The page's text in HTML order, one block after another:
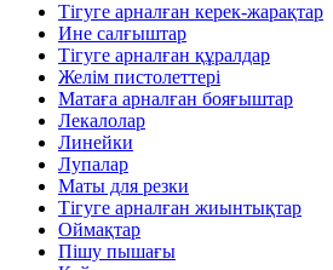
Тігуге арналған керек-жарақтар
Ине салғыштар
Тігуге арналған құралдар
Желім пистолеттері
Матаға арналған бояғыштар
Лекалолар
Линейки
Лупалар
Маты для резки
Тігуге арналған жиынтықтар
Оймақтар
Пішу пышағы